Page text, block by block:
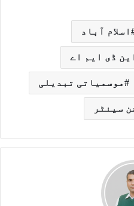
اسلام آباد
این ڈی ایم اے
موسمیاتی تبدیلی
سینٹر